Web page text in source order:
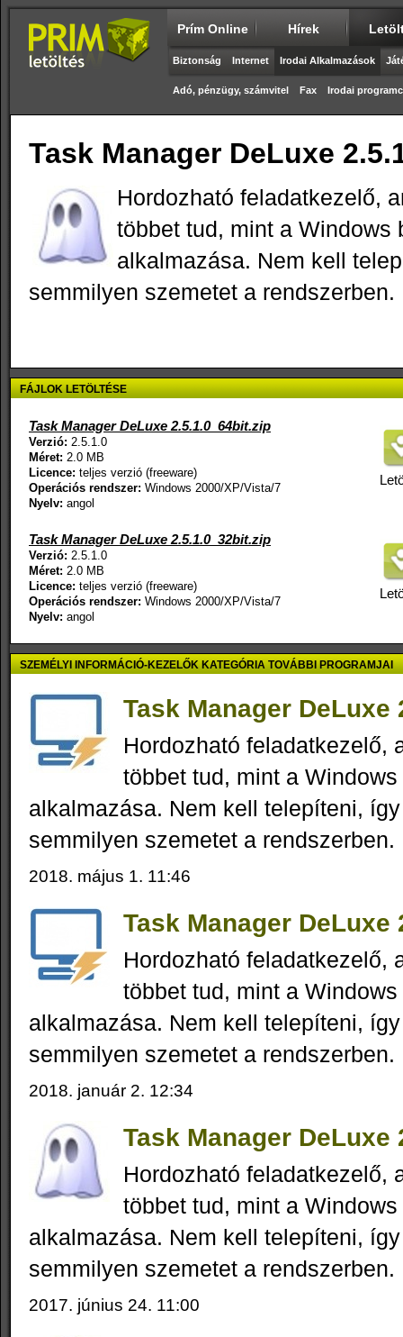
Prím Online Hírek
Biztonság Internet Irodai Alkalmazások
Adó, pénzügy, számvitel Fax Irodai
Task Manager DeLuxe
Hordozható feladatkezelő,
többet tud, mint a Windows
alkalmazása. Nem kell
semmilyen szemetet a rendszerben.
FÁJLOK LETÖLTÉSE
Task Manager DeLuxe 2.5.1.0_64bit.zip
Verzió: 2.5.1.0
Méret: 2.0 MB
Licence: teljes verzió (freeware)
Operációs rendszer: Windows 2000/XP/Vista/7
Nyelv: angol
Task Manager DeLuxe 2.5.1.0_32bit.zip
Verzió: 2.5.1.0
Méret: 2.0 MB
Licence: teljes verzió (freeware)
Operációs rendszer: Windows 2000/XP/Vista/7
Nyelv: angol
SZEMÉLYI INFORMÁCIÓ-KEZELŐK KATEGÓRIA TOVÁBBI PROGRAMJAI
Task Manager DeLuxe
Hordozható feladatkezelő,
többet tud, mint a
alkalmazása. Nem kell telepíteni,
semmilyen szemetet a rendszerben.
2018. május 1. 11:46
Task Manager DeLuxe
Hordozható feladatkezelő,
többet tud, mint a
alkalmazása. Nem kell telepíteni,
semmilyen szemetet a rendszerben.
2018. január 2. 12:34
Task Manager DeLuxe
Hordozható feladatkezelő,
többet tud, mint a
alkalmazása. Nem kell telepíteni,
semmilyen szemetet a rendszerben.
2017. június 24. 11:00